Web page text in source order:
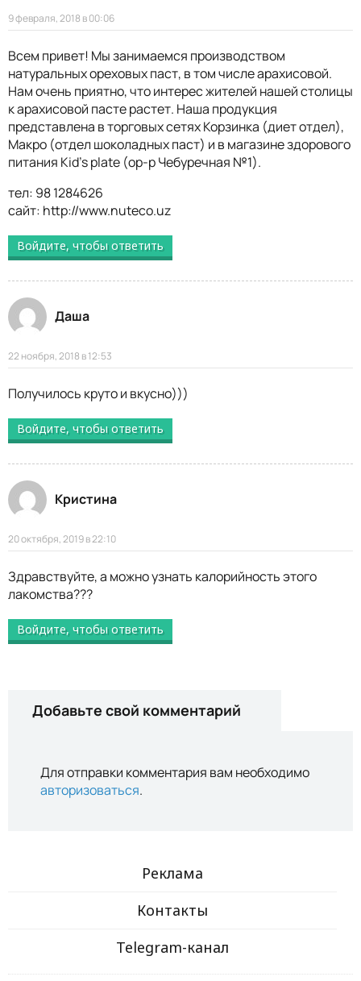
9 февраля, 2018 в 00:06
Всем привет! Мы занимаемся производством
натуральных ореховых паст, в том числе арахисовой.
Нам очень приятно, что интерес жителей нашей столицы
к арахисовой пасте растет. Наша продукция
представлена в торговых сетях Корзинка (диет отдел),
Макро (отдел шоколадных паст) и в магазине здорового
питания Kid’s plate (ор-р Чебуречная №1).
тел: 98 1284626
сайт: http://www.nuteco.uz
Войдите, чтобы ответить
Даша
22 ноября, 2018 в 12:53
Получилось круто и вкусно)))
Войдите, чтобы ответить
Кристина
20 октября, 2019 в 22:10
Здравствуйте, а можно узнать калорийность этого
лакомства???
Войдите, чтобы ответить
Добавьте свой комментарий
Для отправки комментария вам необходимо
авторизоваться.
Реклама
Контакты
Telegram-канал